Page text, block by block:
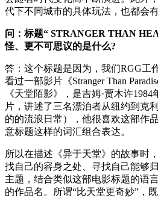
代下不同城市的具体玩法，也都会有
问：标题“ STRANGER THAN
怪、更不可思议的是什么?
答：这个标题是因为，我们RGG工
看过一部影片《Stranger Than
《天堂陌影》，是吉姆·贾木许
片，讲述了三名漂泊者从纽约到克
的的流浪日常），他很喜欢这部作
意标题这样的词汇组合表达。
所以在描述《异于天堂》的故事时
找自己的容身之处、寻找自己能够
主题，结合类似这部电影标题的语
的作品名。所谓“比天堂更奇妙”，